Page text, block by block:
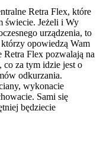
Retra Flex, które
świecie. Jeżeli i Wy
urządzenia, to
opowiedzą Wam
Retra Flex pozwalają na
co za tym idzie jest o
odkurzania.
wykonacie
Sami się
będziecie